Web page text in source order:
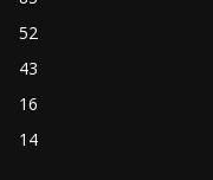
52
43
16
14